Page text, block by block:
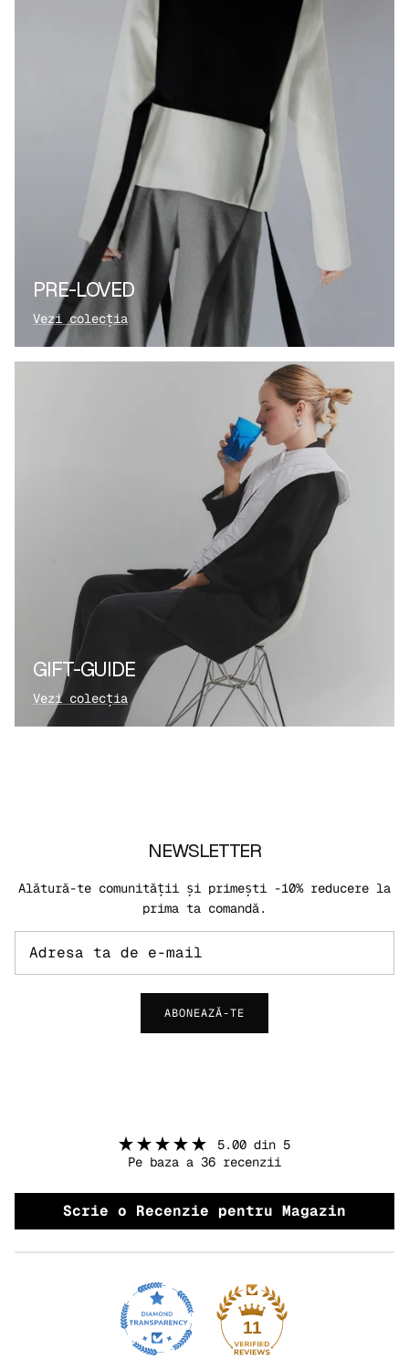
PRE-LOVED
Vezi colecția
GIFT-GUIDE
Vezi colecția
NEWSLETTER
Alătură-te comunității și primești -10% reducere la
prima ta comandă.
ABONEAZĂ-TE
5.00 din 5
Pe baza a 36 recenzii
Scrie o Recenzie pentru Magazin
11